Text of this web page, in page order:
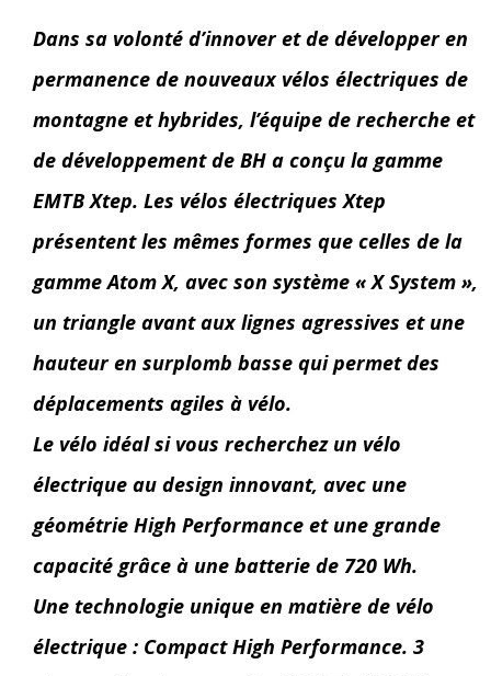
Dans sa volonté d’innover et de développer en
permanence de nouveaux vélos électriques de
montagne et hybrides, l’équipe de recherche et
de développement de BH a conçu la gamme
EMTB Xtep. Les vélos électriques Xtep
présentent les mêmes formes que celles de la
gamme Atom X, avec son système « X System »,
un triangle avant aux lignes agressives et une
hauteur en surplomb basse qui permet des
déplacements agiles à vélo.
Le vélo idéal si vous recherchez un vélo
électrique au design innovant, avec une
géométrie High Performance et une grande
capacité grâce à une batterie de 720 Wh.
Une technologie unique en matière de vélo
électrique : Compact High Performance. 3